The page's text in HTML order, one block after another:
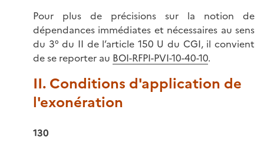
Pour plus de précisions sur la notion de
dépendances immédiates et nécessaires au sens
du 3° du II de l’article 150 U du CGI, il convient
de se reporter au BOI-RFPI-PVI-10-40-10.
II. Conditions d'application de
l'exonération
130